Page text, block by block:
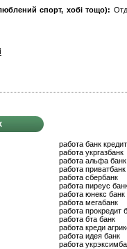
спорт, хобі тощо):
работа банк
работа укргазбанк
работа альфа банк
работа приватбанк
работа сбербанк
работа пиреус
работа юнекс банк
работа мегабанк
работа прокредит
работа бта банк
работа креди
работа идея банк
работа